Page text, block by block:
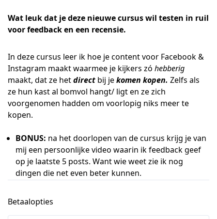
Wat leuk dat je deze nieuwe cursus wil testen in ruil
voor feedback en een recensie.
In deze cursus leer ik hoe je content voor Facebook &
Instagram maakt waarmee je kijkers zó hebberig
maakt, dat ze hetdirect bij jekomen kopen. Zelfs als
ze hun kast al bomvol hangt/ ligt en ze zich
voorgenomen hadden om voorlopig niks meer te
kopen.
BONUS: na het doorlopen van de cursus krijg je van
mij een persoonlijke video waarin ik feedback geef
op je laatste 5 posts. Want wie weet zie ik nog
dingen die net even beter kunnen.
Betaalopties